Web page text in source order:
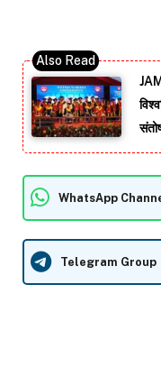
WhatsApp
Telegram Group